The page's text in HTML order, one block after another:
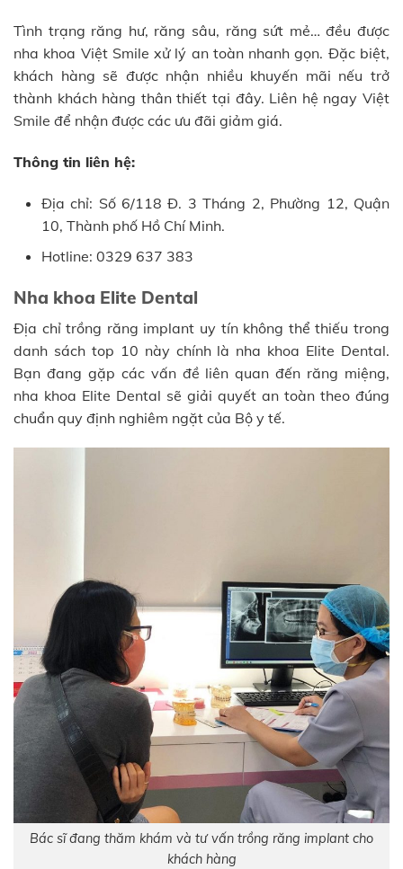
Tình trạng răng hư, răng sâu, răng sứt mẻ… đều được
nha khoa Việt Smile xử lý an toàn nhanh gọn. Đặc biệt,
khách hàng sẽ được nhận nhiều khuyến mãi nếu trở
thành khách hàng thân thiết tại đây. Liên hệ ngay Việt
Smile để nhận được các ưu đãi giảm giá.
Thông tin liên hệ:
Địa chỉ: Số 6/118 Đ. 3 Tháng 2, Phường 12, Quận
10, Thành phố Hồ Chí Minh.
Hotline: 0329 637 383
Nha khoa Elite Dental
Địa chỉ trồng răng implant uy tín không thể thiếu trong
danh sách top 10 này chính là nha khoa Elite Dental.
Bạn đang gặp các vấn đề liên quan đến răng miệng,
nha khoa Elite Dental sẽ giải quyết an toàn theo đúng
chuẩn quy định nghiêm ngặt của Bộ y tế.
Bác sĩ đang thăm khám và tư vấn trồng răng implant cho
khách hàng